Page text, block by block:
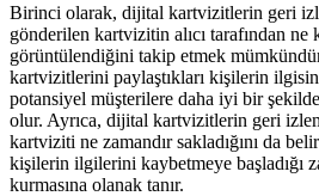
Birinci olarak, dijital kartvizitlerin geri
gönderilen kartvizitin alıcı tarafından ne
görüntülendiğini takip etmek
kartvizitlerini paylaştıkları kişilerin
potansiyel müşterilere daha iyi bir şekilde
olur. Ayrıca, dijital kartvizitlerin geri
kartviziti ne zamandır sakladığını da
kişilerin ilgilerini kaybetmeye başladığı
kurmasına olanak tanır.